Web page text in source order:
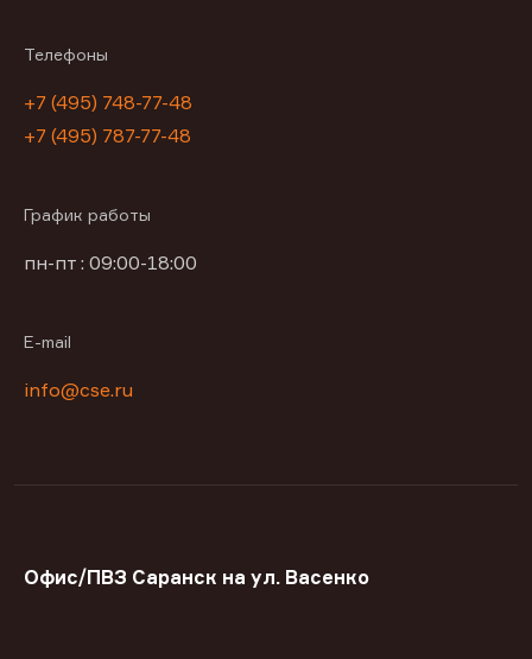
Телефоны
+7 (495) 748-77-48
+7 (495) 787-77-48
График работы
пн-пт : 09:00-18:00
E-mail
info@cse.ru
Офис/ПВЗ Саранск на ул. Васенко